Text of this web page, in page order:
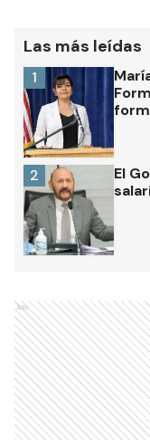
Las más leídas
1
El
2
Ads